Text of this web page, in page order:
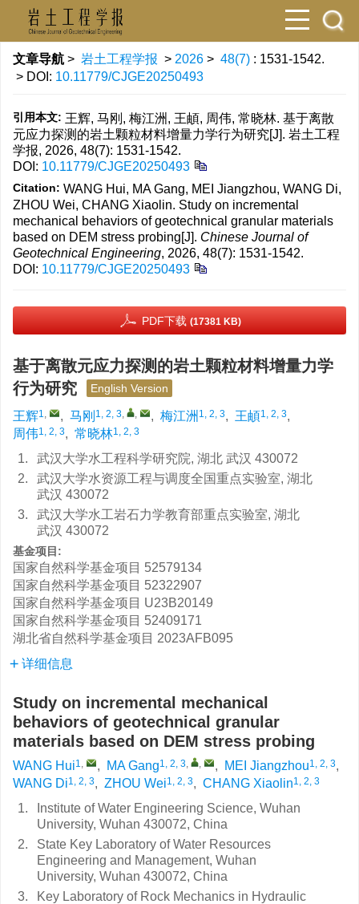
文章导航 > 岩土工程学报 > 2026 > 48(7) : 1531-1542.
> DOI: 10.11779/CJGE20250493
引用本文: 王辉, 马刚, 梅江洲, 王頔, 周伟, 常晓林. 基于离散
元应力探测的岩土颗粒材料增量力学行为研究[J]. 岩土工程
学报, 2026, 48(7): 1531-1542.
DOI: 10.11779/CJGE20250493
Citation: WANG Hui, MA Gang, MEI Jiangzhou, WANG Di,
ZHOU Wei, CHANG Xiaolin. Study on incremental
mechanical behaviors of geotechnical granular materials
based on DEM stress probing[J]. Chinese Journal of
Geotechnical Engineering, 2026, 48(7): 1531-1542.
DOI: 10.11779/CJGE20250493
PDF下载 (17381 KB)
基于离散元应力探测的岩土颗粒材料增量力学
行为研究
English Version
王辉1, , 马刚 1, 2, 3, , , 梅江洲 1, 2, 3, 王頔1, 2, 3,
周伟1, 2, 3, 常晓林1, 2, 3
1.
武汉大学水工程科学研究院, 湖北 武汉 430072
2.
武汉大学水资源工程与调度全国重点实验室, 湖北
武汉 430072
3.
武汉大学水工岩石力学教育部重点实验室, 湖北
武汉 430072
基金项目:
国家自然科学基金项目 52579134
国家自然科学基金项目 52322907
国家自然科学基金项目 U23B20149
国家自然科学基金项目 52409171
湖北省自然科学基金项目 2023AFB095
详细信息
Study on incremental mechanical
behaviors of geotechnical granular
materials based on DEM stress probing
WANG Hui1, , MA Gang1, 2, 3, , , MEI Jiangzhou1, 2, 3,
WANG Di1, 2, 3, ZHOU Wei1, 2, 3, CHANG Xiaolin1, 2, 3
1.
Institute of Water Engineering Science, Wuhan
University, Wuhan 430072, China
2.
State Key Laboratory of Water Resources
Engineering and Management, Wuhan
University, Wuhan 430072, China
3.
Key Laboratory of Rock Mechanics in Hydraulic